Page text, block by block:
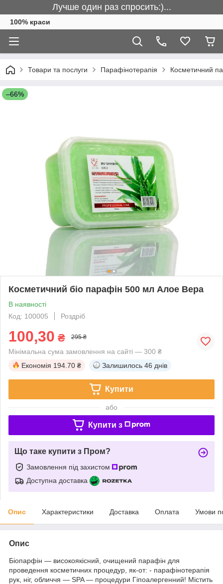
Лучше один раз спросить:)...
100% краси
Товари та послуги Парафінотерапія Косметичний
–66%
Косметичний біо парафін 500 мл Алое Вера
В наявності
Код: 100005
Роздріб
100,30 ₴ 295 ₴
Мінімальна сума замовлення на сайті — 300 ₴
Економія 194.70 ₴ Залишилось 46 днів
Купити
або
Купити з
Що таке купити з Пром?
Замовлення під захистом
Доступна доставка
Опис Характеристики Доставка Оплата Умови
Опис
Біопарфін — високоякісний, очищений парафін для
проведення косметичних процедур, як-от: - парафінотерапія
рук, ніг, обличчя — SPA — процедури Гіпоалергенний! Містить